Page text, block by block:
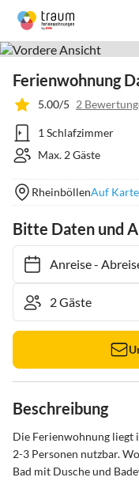
Ferienwohnung
5.00/5 2
1 Schlafzimmer
Max. 2 Gäste
RheinböllenAuf
Bitte Daten und
Anreise- Abreise
Beschreibung
Die Ferienwohnung liegt
2-3 Personen nutzbar.
Bad mit Dusche und